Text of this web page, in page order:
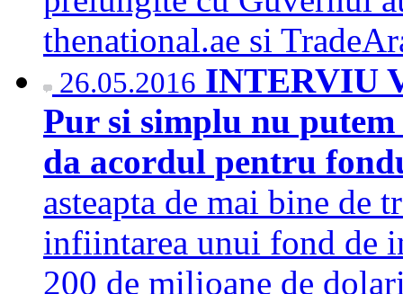
thenational.ae si
26.05.2016 INTERVIU
Pur si simplu nu
da acordul pentru
asteapta de mai bine de
infiintarea unui fond de
200 de milioane de